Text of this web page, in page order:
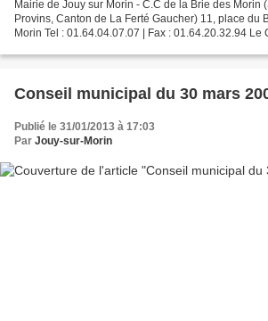
Mairie de Jouy sur Morin - C.C de la Brie des Morin
Provins, Canton de La Ferté Gaucher) 11, place du
Morin Tel : 01.64.04.07.07 | Fax : 01.64.20.32.94 Le
Conseil municipal du 30 mars
Publié le 31/01/2013 à 17:03
Par Jouy-sur-Morin